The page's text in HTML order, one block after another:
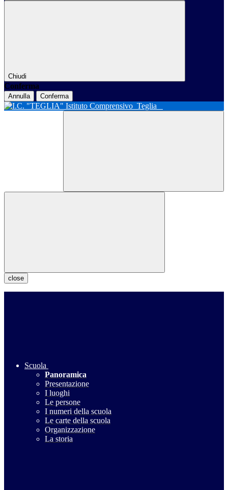
Chiudi
Conferma
Annulla Conferma
Istituto Comprensivo Teglia
close
Scuola
Panoramica
Presentazione
I luoghi
Le persone
I numeri della scuola
Le carte della scuola
Organizzazione
La storia